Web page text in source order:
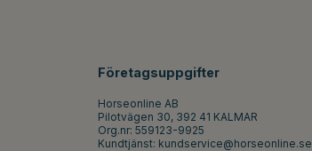
Företagsuppgifter
Horseonline AB
Pilotvägen 30, 392 41 KALMAR
Org.nr: 559123-9925
Kundtjänst: kundservice@horseonline.se